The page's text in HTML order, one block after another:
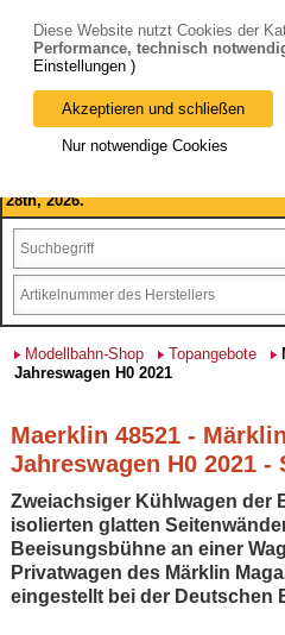
Bitte beachten Sie: wir machen
August 2026 haben wir geschlossen.
28th, 2026.
Modellbahn-Shop Topangebote
Jahreswagen H0 2021
Maerklin 48521 -
Jahreswagen H0 2021 -
Zweiachsiger Kühlwagen der
isolierten glatten
Beeisungsbühne an einer
Privatwagen des Märklin
eingestellt bei der Deutschen
Diese Website nutzt Cookies der
Performance, technisch
Einstellungen )
Akzeptieren und schließen
Nur notwendige Cookies